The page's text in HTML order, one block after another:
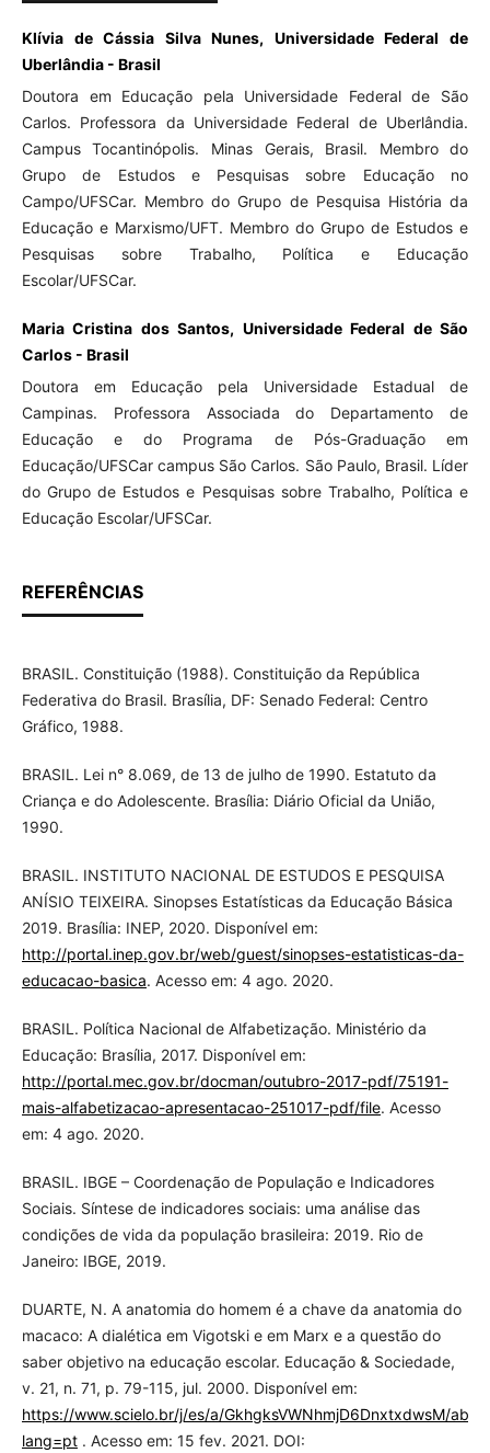
Klívia de Cássia Silva Nunes, Universidade Federal de
Uberlândia - Brasil
Doutora em Educação pela Universidade Federal de São
Carlos. Professora da Universidade Federal de Uberlândia.
Campus Tocantinópolis. Minas Gerais, Brasil. Membro do
Grupo de Estudos e Pesquisas sobre Educação no
Campo/UFSCar. Membro do Grupo de Pesquisa História da
Educação e Marxismo/UFT. Membro do Grupo de Estudos e
Pesquisas sobre Trabalho, Política e Educação
Escolar/UFSCar.
Maria Cristina dos Santos, Universidade Federal de São
Carlos - Brasil
Doutora em Educação pela Universidade Estadual de
Campinas. Professora Associada do Departamento de
Educação e do Programa de Pós-Graduação em
Educação/UFSCar campus São Carlos. São Paulo, Brasil. Líder
do Grupo de Estudos e Pesquisas sobre Trabalho, Política e
Educação Escolar/UFSCar.
REFERÊNCIAS
BRASIL. Constituição (1988). Constituição da República
Federativa do Brasil. Brasília, DF: Senado Federal: Centro
Gráfico, 1988.
BRASIL. Lei n° 8.069, de 13 de julho de 1990. Estatuto da
Criança e do Adolescente. Brasília: Diário Oficial da União,
1990.
BRASIL. INSTITUTO NACIONAL DE ESTUDOS E PESQUISA
ANÍSIO TEIXEIRA. Sinopses Estatísticas da Educação Básica
2019. Brasília: INEP, 2020. Disponível em:
http://portal.inep.gov.br/web/guest/sinopses-estatisticas-da-
educacao-basica. Acesso em: 4 ago. 2020.
BRASIL. Política Nacional de Alfabetização. Ministério da
Educação: Brasília, 2017. Disponível em:
http://portal.mec.gov.br/docman/outubro-2017-pdf/75191-
mais-alfabetizacao-apresentacao-251017-pdf/file. Acesso
em: 4 ago. 2020.
BRASIL. IBGE – Coordenação de População e Indicadores
Sociais. Síntese de indicadores sociais: uma análise das
condições de vida da população brasileira: 2019. Rio de
Janeiro: IBGE, 2019.
DUARTE, N. A anatomia do homem é a chave da anatomia do
macaco: A dialética em Vigotski e em Marx e a questão do
saber objetivo na educação escolar. Educação & Sociedade,
v. 21, n. 71, p. 79-115, jul. 2000. Disponível em:
https://www.scielo.br/j/es/a/GkhgksVWNhmjD6DnxtxdwsM/
lang=pt. Acesso em: 15 fev. 2021. DOI: